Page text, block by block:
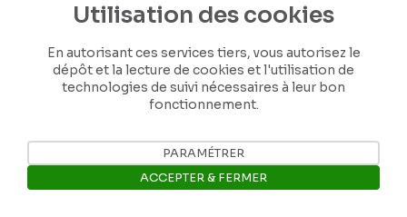
Nos coordonnées
Tél: +32 81 77 67 55
E-mail: info@museerops.be
Utilisation des cookies
En autorisant ces services tiers, vous autorisez le
dépôt et la lecture de cookies et l'utilisation de
technologies de suivi nécessaires à leur bon
fonctionnement.
PARAMÉTRER
ACCEPTER & FERMER